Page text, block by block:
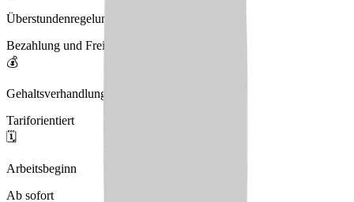
Überstundenregelung
Bezahlung und Freizeitausgleich
💰
Gehaltsverhandlungen
Tariforientiert
🗓️
Arbeitsbeginn
Ab sofort